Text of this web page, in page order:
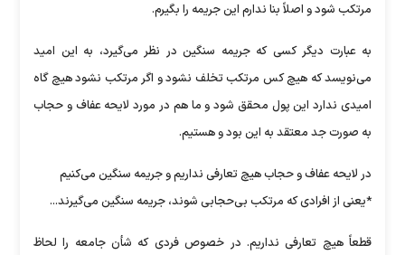
مرتکب شود و اصلاً بنا ندارم این جریمه را بگیرم.
به عبارت دیگر کسی که جریمه سنگین در نظر می‌گیرد، به این امید
می‌نویسد که هیچ کس مرتکب تخلف نشود و اگر مرتکب نشود هیچ گاه
امیدی ندارد این پول محقق شود و ما هم در مورد لایحه عفاف و حجاب
به صورت جد معتقد به این بود و هستیم.
در لایحه عفاف و حجاب هیچ تعارفی نداریم و جریمه سنگین می‌کنیم
*یعنی از افرادی که مرتکب بی‌حجابی شوند، جریمه سنگین می‌گیرند...
قطعاً هیچ تعارفی نداریم. در خصوص فردی که شأن جامعه را لحاظ